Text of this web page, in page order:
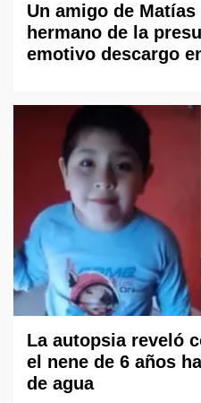
Un amigo de
hermano de la
emotivo descargo
La autopsia reveló
el nene de 6 años
de agua